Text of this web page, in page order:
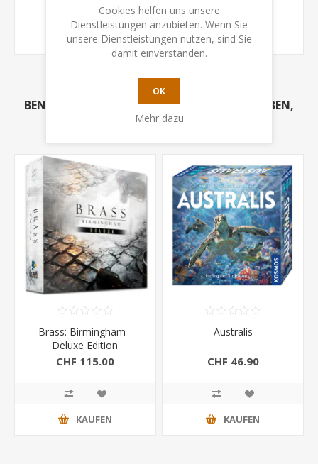
flugzeugspiel (1) , flugzeug spiel
spiel mit flugzeug (1)
BENUTZER, DIE DIESEN ARTIKEL GEKAUFT HABEN,
HABEN AUCH GEKAUFT
Brass: Birmingham -
Deluxe Edition
CHF 115.00
KAUFEN
Australis
CHF 46.90
KAUFEN
Cookies helfen uns unsere
Dienstleistungen anzubieten. Wenn Sie
unsere Dienstleistungen nutzen, sind Sie
damit einverstanden.
OK
Mehr dazu